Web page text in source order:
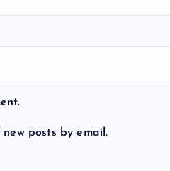
posts by email.